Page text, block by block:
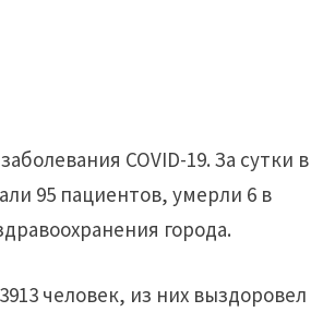
COVID-19. За сутки в
95 пациентов, умерли 6 в
города.
человек, из них выздоровел